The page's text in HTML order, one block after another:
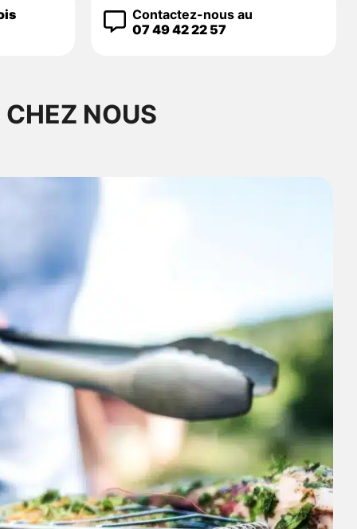
Contactez-nous au
07 49 42 22 57
NOUS